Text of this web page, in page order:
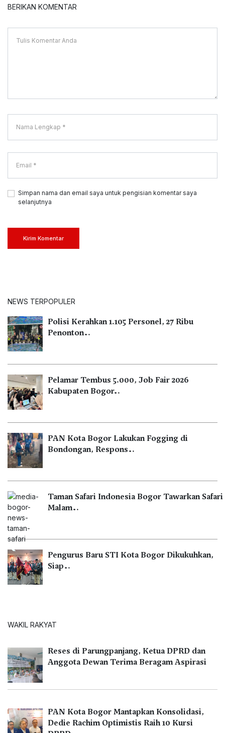
BERIKAN KOMENTAR
Simpan nama dan email saya untuk pengisian komentar saya
selanjutnya
Kirim Komentar
NEWS TERPOPULER
Polisi Kerahkan 1.105 Personel, 27 Ribu
Penonton…
Pelamar Tembus 5.000, Job Fair 2026
Kabupaten Bogor…
PAN Kota Bogor Lakukan Fogging di
Bondongan, Respons…
Taman Safari Indonesia Bogor Tawarkan Safari
Malam…
Pengurus Baru STI Kota Bogor Dikukuhkan,
Siap…
WAKIL RAKYAT
Reses di Parungpanjang, Ketua DPRD dan
Anggota Dewan Terima Beragam Aspirasi
PAN Kota Bogor Mantapkan Konsolidasi,
Dedie Rachim Optimistis Raih 10 Kursi